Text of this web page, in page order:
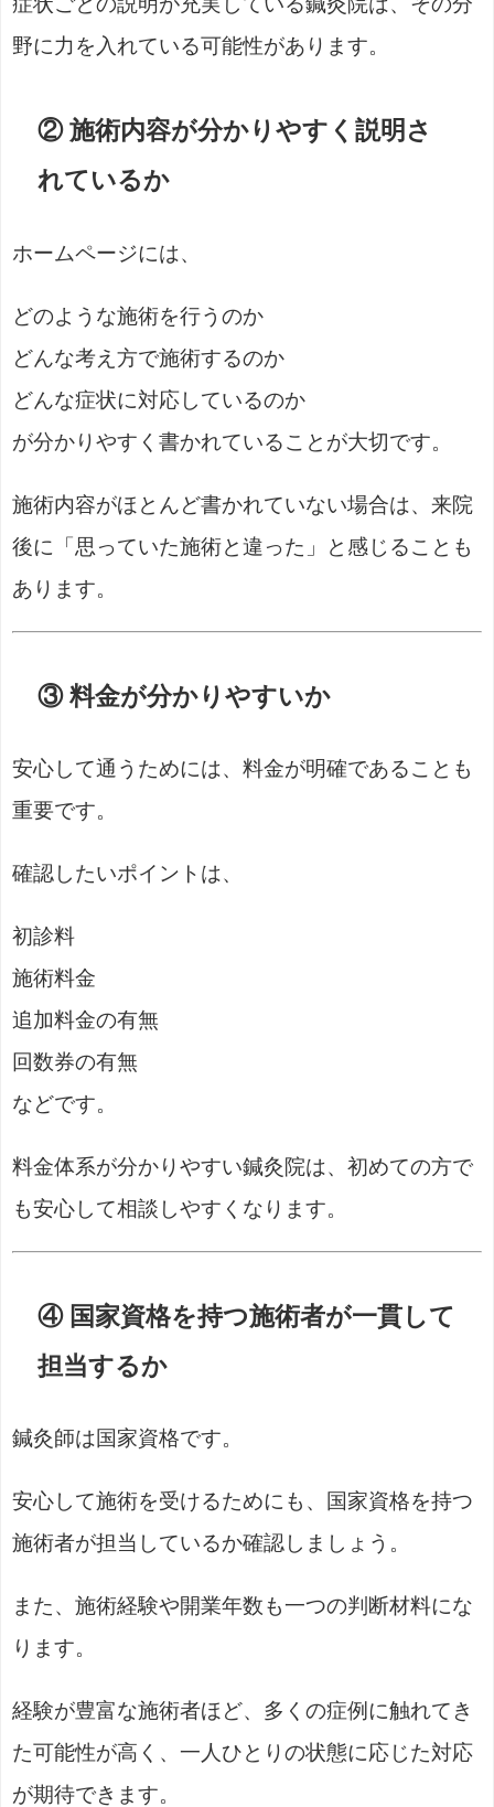
野に力を入れている可能性があります。
② 施術内容が分かりやすく説明さ
れているか
ホームページには、
どのような施術を行うのか
どんな考え方で施術するのか
どんな症状に対応しているのか
が分かりやすく書かれていることが大切です。
施術内容がほとんど書かれていない場合は、来院
後に「思っていた施術と違った」と感じることも
あります。
③ 料金が分かりやすいか
安心して通うためには、料金が明確であることも
重要です。
確認したいポイントは、
初診料
施術料金
追加料金の有無
回数券の有無
などです。
料金体系が分かりやすい鍼灸院は、初めての方で
も安心して相談しやすくなります。
④ 国家資格を持つ施術者が一貫して
担当するか
鍼灸師は国家資格です。
安心して施術を受けるためにも、国家資格を持つ
施術者が担当しているか確認しましょう。
また、施術経験や開業年数も一つの判断材料にな
ります。
経験が豊富な施術者ほど、多くの症例に触れてき
た可能性が高く、一人ひとりの状態に応じた対応
が期待できます。